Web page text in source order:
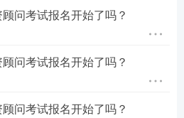
证券公司高级管理人员水平
理人员水平评价测试对应的专
水平评价测试、证券评级业
问考试报名开始了吗？
问考试报名开始了吗？
问考试报名开始了吗？